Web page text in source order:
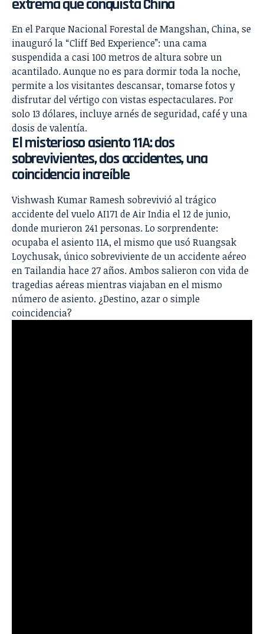
extrema que conquista China
En el Parque Nacional Forestal de Mangshan, China, se
inauguró la “Cliff Bed Experience”: una cama
suspendida a casi 100 metros de altura sobre un
acantilado. Aunque no es para dormir toda la noche,
permite a los visitantes descansar, tomarse fotos y
disfrutar del vértigo con vistas espectaculares. Por
solo 13 dólares, incluye arnés de seguridad, café y una
dosis de valentía.
El misterioso asiento 11A: dos
sobrevivientes, dos accidentes, una
coincidencia increíble
Vishwash Kumar Ramesh sobrevivió al trágico
accidente del vuelo AI171 de Air India el 12 de junio,
donde murieron 241 personas. Lo sorprendente:
ocupaba el asiento 11A, el mismo que usó Ruangsak
Loychusak, único sobreviviente de un accidente aéreo
en Tailandia hace 27 años. Ambos salieron con vida de
tragedias aéreas mientras viajaban en el mismo
número de asiento. ¿Destino, azar o simple
coincidencia?